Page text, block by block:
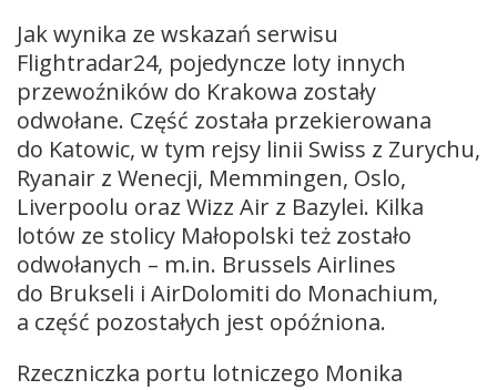
Jak wynika ze wskazań serwisu
Flightradar24, pojedyncze loty innych
przewoźników do Krakowa zostały
odwołane. Część została przekierowana
do Katowic, w tym rejsy linii Swiss z Zurychu,
Ryanair z Wenecji, Memmingen, Oslo,
Liverpoolu oraz Wizz Air z Bazylei. Kilka
lotów ze stolicy Małopolski też zostało
odwołanych – m.in. Brussels Airlines
do Brukseli i AirDolomiti do Monachium,
a część pozostałych jest opóźniona.
Rzeczniczka portu lotniczego Monika